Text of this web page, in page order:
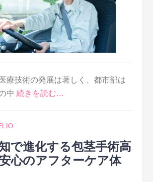
療技術の発展は著しく、都市部は
中 続きを読む…
で進化する包茎手術高
心のアフターケア体